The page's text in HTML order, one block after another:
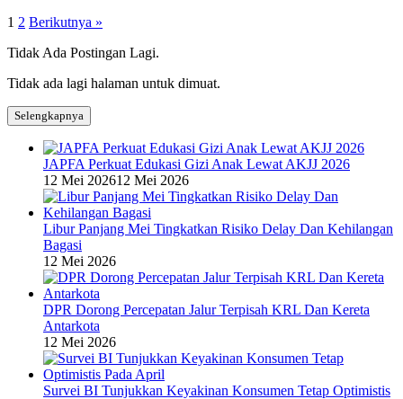
1 2 Berikutnya »
Tidak Ada Postingan Lagi.
Tidak ada lagi halaman untuk dimuat.
Selengkapnya
JAPFA Perkuat Edukasi Gizi Anak Lewat AKJJ 2026
12 Mei 202612 Mei 2026
Libur Panjang Mei Tingkatkan Risiko Delay Dan Kehilangan
Bagasi
12 Mei 2026
DPR Dorong Percepatan Jalur Terpisah KRL Dan Kereta
Antarkota
12 Mei 2026
Survei BI Tunjukkan Keyakinan Konsumen Tetap Optimistis